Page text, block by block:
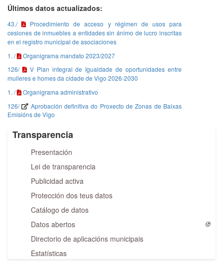
Últimos datos actualizados:
43./
Procedimiento de acceso y régimen de usos para
cesiones de inmuebles a entidades sin ánimo de lucro inscritas
en el registro municipal de asociaciones
1. /
Organigrama mandato 2023/2027
126/
V Plan integral de Igualdade de oportunidades entre
mulleres e homes da cidade de Vigo 2026-2030
1. /
Organigrama administrativo
126/
Aprobación definitiva do Proxecto de Zonas de Baixas
Emisións de Vigo
Transparencia
Presentación
Lei de transparencia
Publicidad activa
Protección dos teus datos
Catálogo de datos
Datos abertos
Directorio de aplicacións municipais
Estatísticas